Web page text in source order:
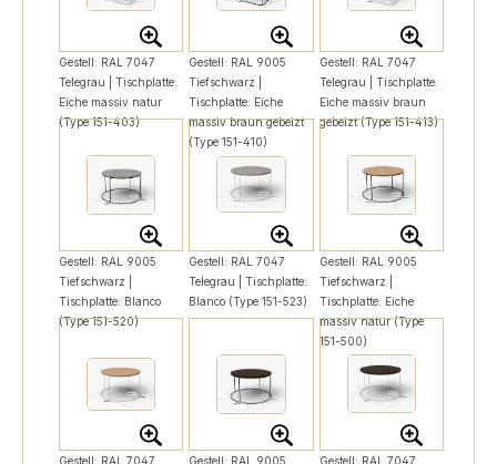
Gestell: RAL 7047
Telegrau | Tischplatte:
Eiche massiv natur
(Type 151-403)
Gestell: RAL 9005
Tiefschwarz |
Tischplatte: Eiche
massiv braun gebeizt
(Type 151-410)
Gestell: RAL 7047
Telegrau | Tischplatte:
Eiche massiv braun
gebeizt (Type 151-413)
Gestell: RAL 9005
Tiefschwarz |
Tischplatte: Blanco
(Type 151-520)
Gestell: RAL 7047
Telegrau | Tischplatte:
Blanco (Type 151-523)
Gestell: RAL 9005
Tiefschwarz |
Tischplatte: Eiche
massiv natur (Type
151-500)
Gestell: RAL 7047 Gestell: RAL 9005 Gestell: RAL 7047